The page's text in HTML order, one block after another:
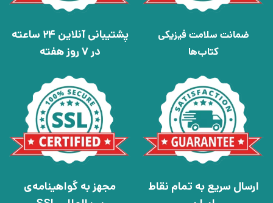
ضمانت سلامت فیزیکی
کتاب‌ها
پشتیبانی آنلاین 24 ساعته
در 7 روز هفته
ارسال سریع به تمام نقاط
مجهز به گواهینامه‌ی